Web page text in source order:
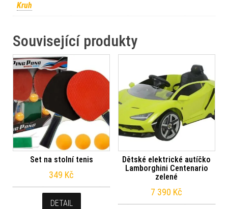
Kruh
Související produkty
Set na stolní tenis
349 Kč
DETAIL
Dětské elektrické autíčko
Lamborghini Centenario
zelené
7 390 Kč